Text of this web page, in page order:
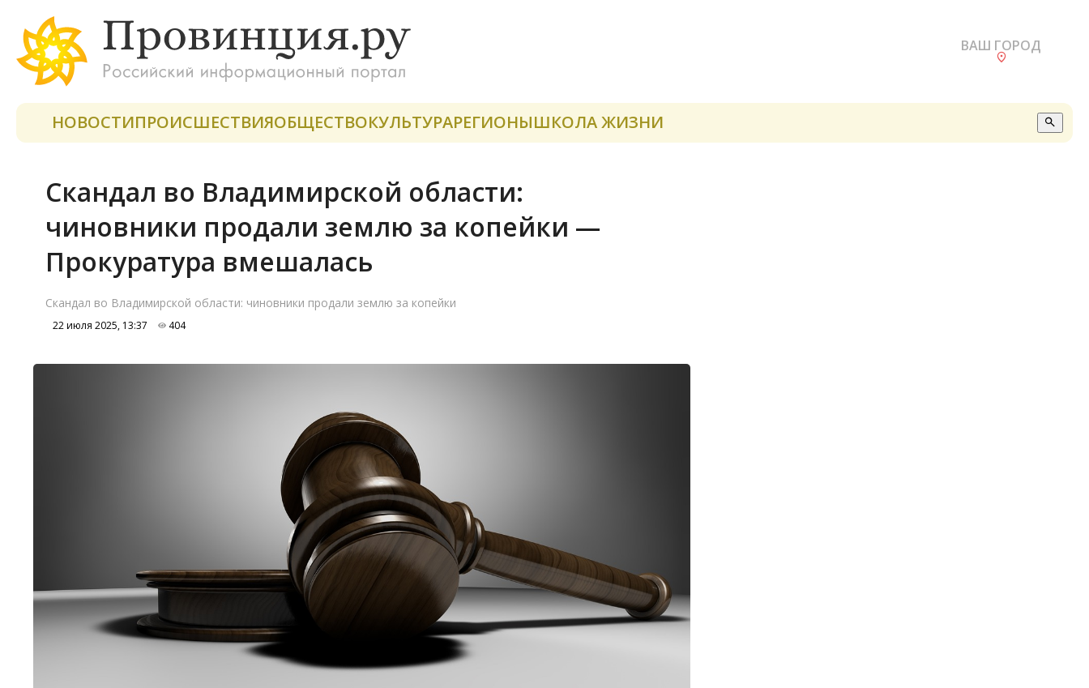
ВАШ ГОРОД
НОВОСТИПРОИСШЕСТВИЯОБЩЕСТВОКУЛЬТУРАРЕГИОНЫШКОЛА ЖИЗНИ
Скандал во Владимирской области:
чиновники продали землю за копейки —
Прокуратура вмешалась
Скандал во Владимирской области: чиновники продали землю за копейки
22 июля 2025, 13:37 404